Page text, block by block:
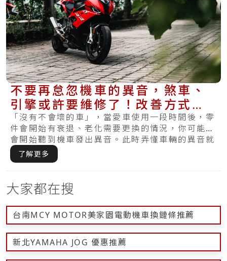
不要再怠忽機車的異音，煞車、
引擎或許要維修了！改善方式有
哪些？
「沒有不會壞的車」，當愛車使用一段時間後，零
件會開始有衰退、老化需要更換的情況，你可能也
會開始聽到機車發出異音。此時弄懂車輛的異音就
十分.....
了解更多
大家都在搜
台南MCY MOTOR美家園電動機車換鏈條推薦
新北YAMAHA JOG 優惠推薦